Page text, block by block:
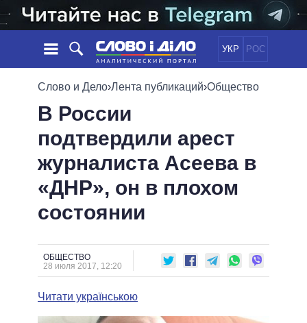
УКР РОС
НОВОСТИ
ЛЕНТА
СОБЫТИЯ
СТАТЬИ
МНЕНИЯ
ОБЗОРЫ
ДАЙДЖЕСТЫ
ЭКОНОМИКА
ОБЩЕСТВО
ОБЕЩАНИЯ
ПОЛИТИКИ
ВСЕ ПОЛИТИКИ
ПРЕЗИДЕНТ И ОФИС
ВЕРХОВНАЯ РАДА
ГЛАВЫ ОБЛАДМИНИСТРАЦИЙ
МЭРЫ
ВСЕ ПЕРСОНЫ
ВИДЕО
СРАВНЕНИЕ ПОЛИТИКОВ
Слово и Дело›Лента публикаций›Общество
В России
подтвердили арест
журналиста Асеева в
«ДНР», он в плохом
состоянии
ОБЩЕСТВО
28 июля 2017, 12:20
Читати українською